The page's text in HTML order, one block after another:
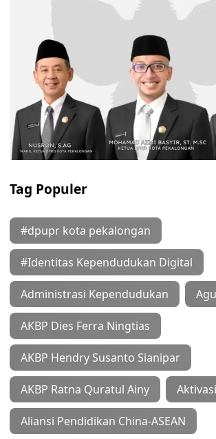
Tag Populer
#dpupr kota pekalongan
#Identitas Kependudukan Digital
Administrasi Kependudukan
AKBP Dies Ferra Ningtias
AKBP Hendry Susanto Sianipar
AKBP Ratna Quratul Ainy
Aliansi Pendidikan China-ASEAN